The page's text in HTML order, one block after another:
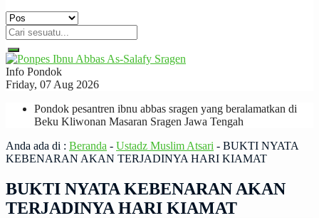
Info Pondok
Friday, 07 Aug 2026
Pondok pesantren ibnu abbas sragen yang beralamatkan di
Beku Kliwonan Masaran Sragen Jawa Tengah
Anda ada di : Beranda - Ustadz Muslim Atsari - BUKTI NYATA
KEBENARAN AKAN TERJADINYA HARI KIAMAT
BUKTI NYATA KEBENARAN AKAN
TERJADINYA HARI KIAMAT